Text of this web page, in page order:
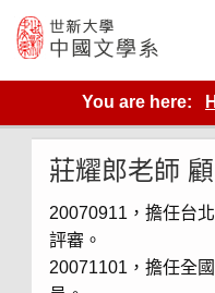
content
世新大學教學單位的網站
You are here:
莊耀郎老師
20070911，擔任台
評審。
20071101，擔任全